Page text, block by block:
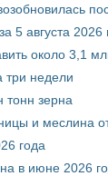
5 августа 2026
около 3,1
недели
тонн зерна
и меслина
года
в июне 2026